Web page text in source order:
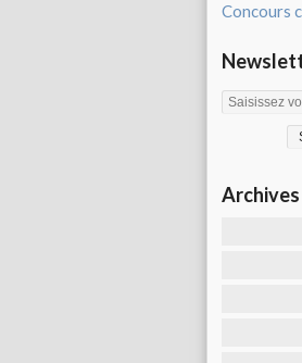
Concours
Archives